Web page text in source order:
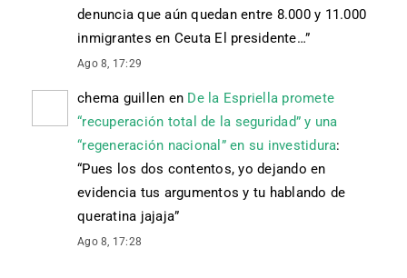
denuncia que aún quedan entre 8.000 y 11.000
inmigrantes en Ceuta El presidente…”
Ago 8, 17:29
chema guillen en De la Espriella promete
“recuperación total de la seguridad” y una
“regeneración nacional” en su investidura:
“Pues los dos contentos, yo dejando en
evidencia tus argumentos y tu hablando de
queratina jajaja”
Ago 8, 17:28